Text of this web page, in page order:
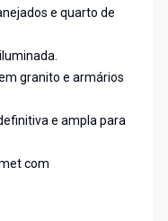
e quarto de
granito e armários
e ampla para
com